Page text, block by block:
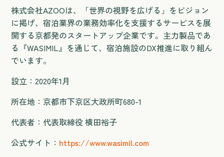
株式会社AZOOは、「世界の視野を広げる」をビジョン
に掲げ、宿泊業界の業務効率化を支援するサービスを展
開する京都発のスタートアップ企業です。主力製品であ
る『WASIMIL』を通じて、宿泊施設のDX推進に取り組ん
でいます。
設立：2020年1月
所在地：京都市下京区大政所町680-1
代表者：代表取締役 横田裕子
公式サイト： https://www.wasimil.com